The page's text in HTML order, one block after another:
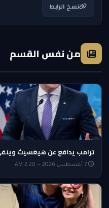
نسخ الرابط
من نفس القسم
ترامب يدافع عن هيغسيث